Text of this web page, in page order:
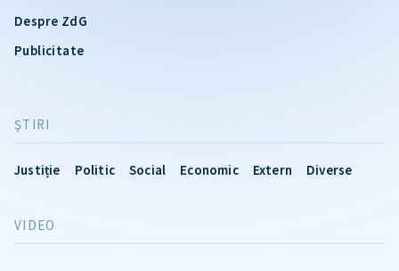
Despre ZdG
Publicitate
ŞTIRI
Justiție Politic Social Economic Extern Diverse
VIDEO